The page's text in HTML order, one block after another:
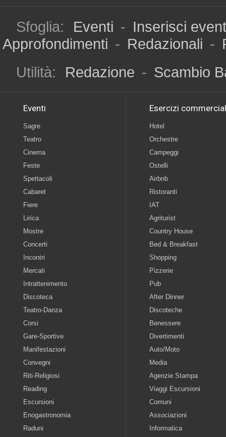
Sfoglia: Eventi - Inserisci
Approfondimenti - Redazionali -
Utilità:
Redazione - Scambio
Eventi
Sagre
Teatro
Cinema
Feste
Spettacoli
Cabaret
Fiere
Lirica
Mostre
Concerti
Incontri
Mercati
Intrattenimento
Discoteca
Teatro-Danza
Corsi
Gare-Sportive
Manifestazioni
Convegni
Riti-Religiosi
Reading
Escursioni
Enogastronomia
Raduni
Esercizi
Hotel
Orchestre
Campeggi
Ostelli
Airbnb
Ristoranti
IAT
Agriturist
Country House
Bed & Breakfast
Shopping
Pizzerie
Pub
After Dinner
Discoteche
Benessere
Divertimenti
Auto/Moto
Media
Agenzie Stampa
Viaggi Escursioni
Comuni
Associazioni
Informatica